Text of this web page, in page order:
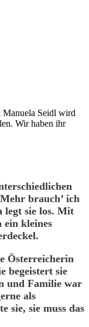
Seidl wird
Wir haben ihr
brauch’ ich
legt sie los. Mit
ein kleines
Österreicherin
begeistert sie
und Familie war
als
sie, sie muss das